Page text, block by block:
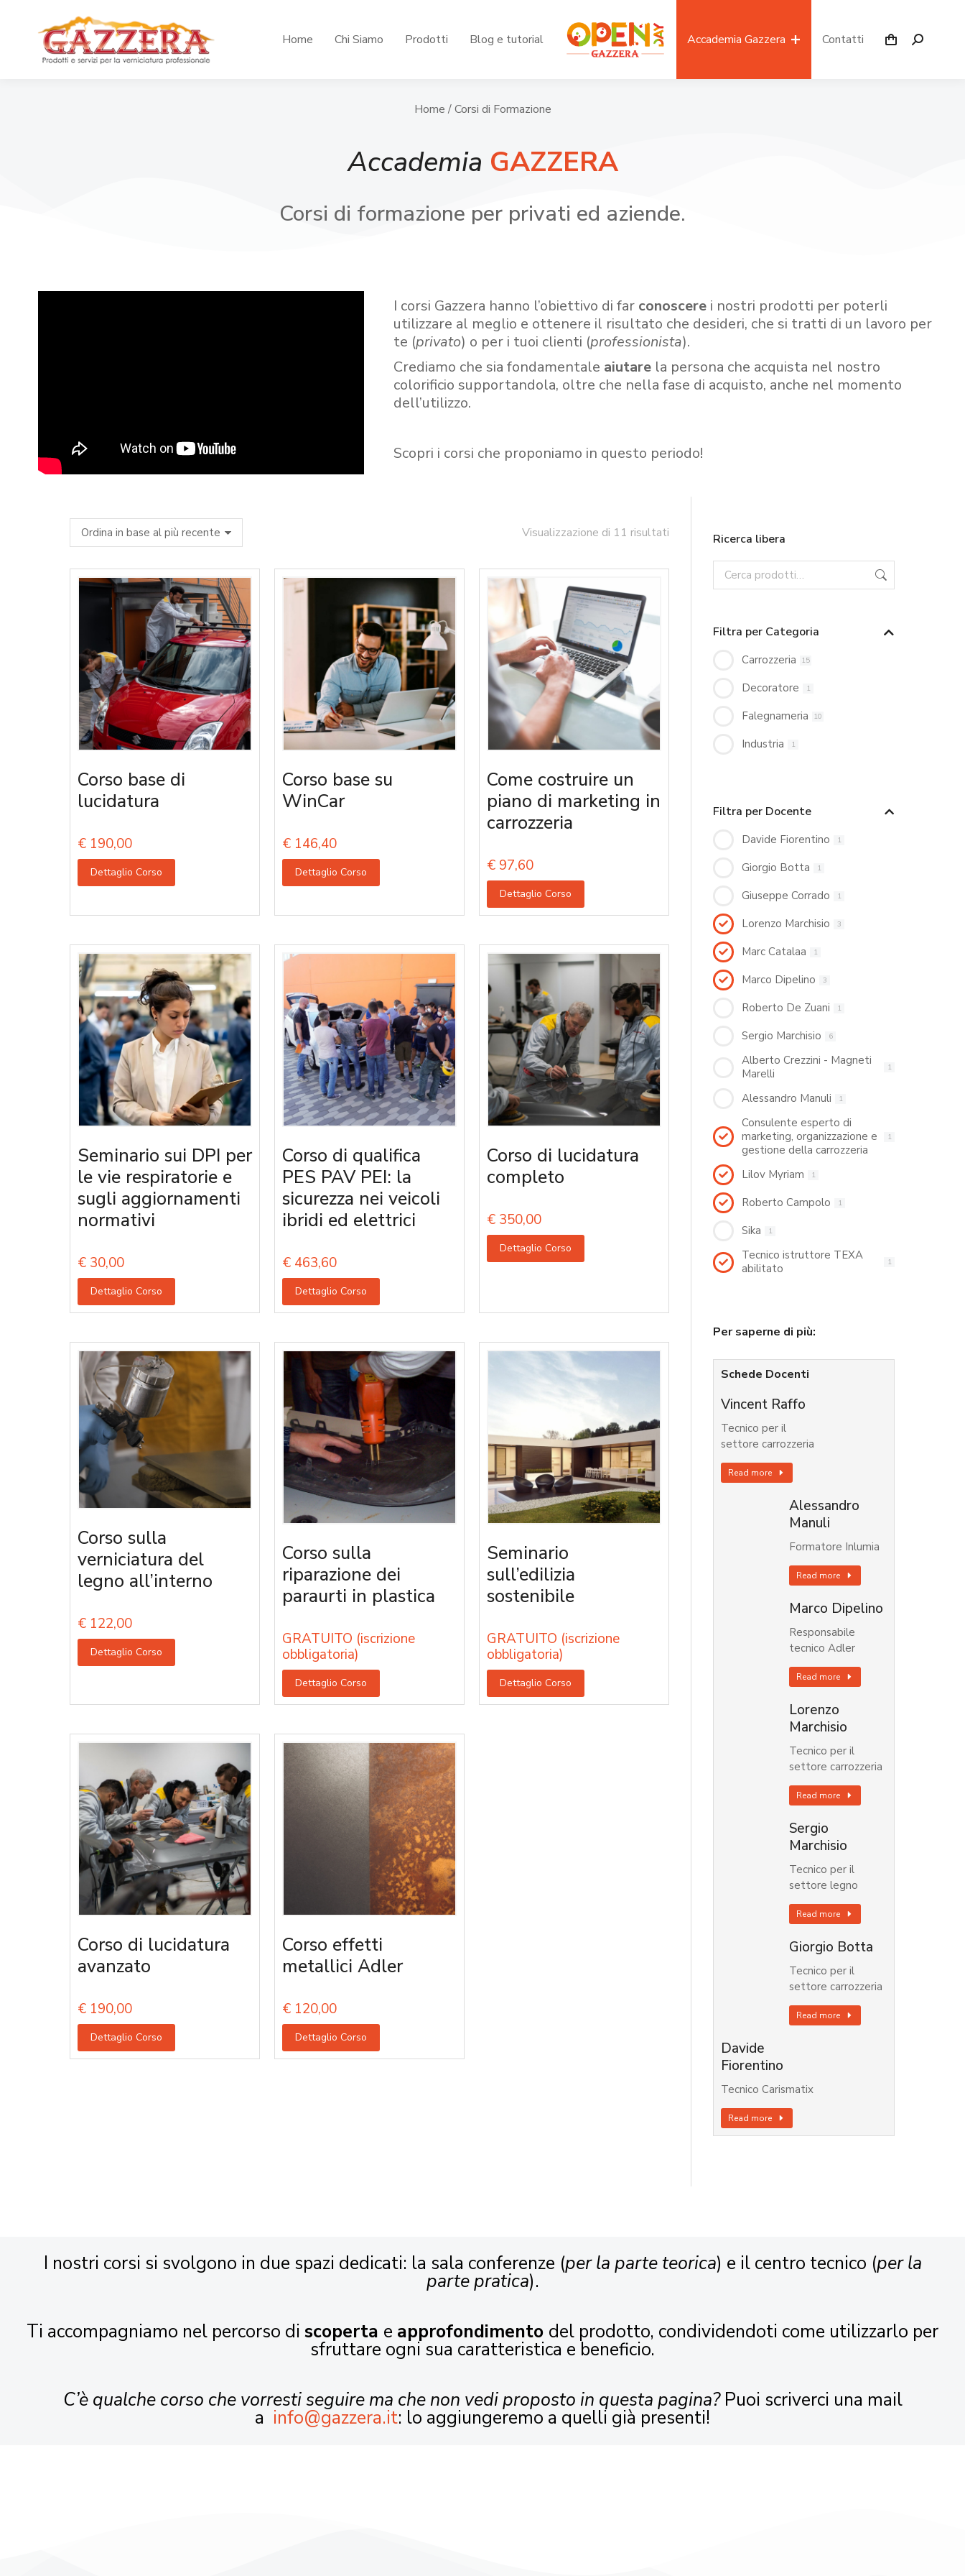
Home Chi Siamo Prodotti Blog e tutorial Accademia Gazzera Contatti
Home / Corsi di Formazione
Accademia GAZZERA
Corsi di formazione per privati ed aziende.
I corsi Gazzera hanno l’obiettivo di far conoscerei nostri prodotti per poterli
utilizzare al meglio e ottenere il risultato che desideri, che si tratti di un lavoro per
te (privato) o per i tuoi clienti (professionista).
Crediamo che sia fondamentale aiutare la persona che acquista nel nostro
colorificio supportandola, oltre che nella fase di acquisto, anche nel momento
dell’utilizzo.
Scopri i corsi che proponiamo in questo periodo!
Visualizzazione di 11 risultati
Corso base di
lucidatura
€ 190,00
Dettaglio Corso
Corso base su
WinCar
€ 146,40
Dettaglio Corso
Come costruire un
piano di marketing in
carrozzeria
€ 97,60
Dettaglio Corso
Seminario sui DPI per
le vie respiratorie e
sugli aggiornamenti
normativi
€ 30,00
Dettaglio Corso
Corso di qualifica
PES PAV PEI: la
sicurezza nei veicoli
ibridi ed elettrici
€ 463,60
Dettaglio Corso
Corso di lucidatura
completo
€ 350,00
Dettaglio Corso
Corso sulla
verniciatura del
legno all’interno
€ 122,00
Dettaglio Corso
Corso sulla
riparazione dei
paraurti in plastica
GRATUITO (iscrizione
obbligatoria)
Dettaglio Corso
Seminario
sull’edilizia
sostenibile
GRATUITO (iscrizione
obbligatoria)
Dettaglio Corso
Corso di lucidatura
avanzato
€ 190,00
Dettaglio Corso
Corso effetti
metallici Adler
€ 120,00
Dettaglio Corso
Ricerca libera
Filtra per Categoria
Carrozzeria 15
Decoratore 1
Falegnameria 10
Industria 1
Filtra per Docente
Davide Fiorentino 1
Giorgio Botta 1
Giuseppe Corrado 1
Lorenzo Marchisio 3
Marc Catalaa 1
Marco Dipelino 3
Roberto De Zuani 1
Sergio Marchisio 6
Alberto Crezzini - Magneti
Marelli
1
Alessandro Manuli 1
Consulente esperto di
marketing, organizzazione e
gestione della carrozzeria
1
Lilov Myriam 1
Roberto Campolo 1
Sika 1
Tecnico istruttore TEXA
abilitato
1
Per saperne di più:
Schede Docenti
Vincent Raffo
Tecnico per il
settore carrozzeria
Read more
Alessandro
Manuli
Formatore Inlumia
Read more
Marco Dipelino
Responsabile
tecnico Adler
Read more
Lorenzo
Marchisio
Tecnico per il
settore carrozzeria
Read more
Sergio
Marchisio
Tecnico per il
settore legno
Read more
Giorgio Botta
Tecnico per il
settore carrozzeria
Read more
Davide
Fiorentino
Tecnico Carismatix
Read more
I nostri corsi si svolgono in due spazi dedicati: la sala conferenze (per la parte teorica) e il centro tecnico (per la
parte pratica).
Ti accompagniamo nel percorso di scoperta e approfondimento del prodotto, condividendoti come utilizzarlo per
sfruttare ogni sua caratteristica e beneficio.
C’è qualche corso che vorresti seguire ma che non vedi proposto in questa pagina?Puoi scriverci una mail
a info@gazzera.it: lo aggiungeremo a quelli già presenti!